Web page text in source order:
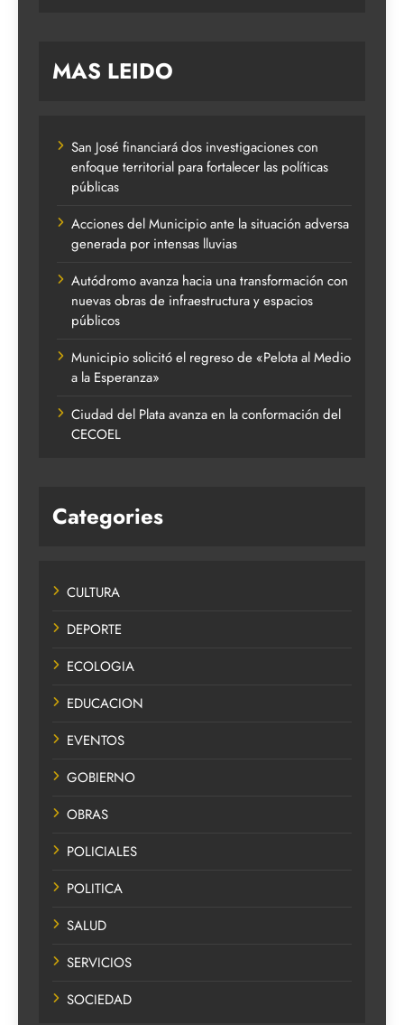
MAS LEIDO
San José financiará dos investigaciones con
enfoque territorial para fortalecer las políticas
públicas
Acciones del Municipio ante la situación adversa
generada por intensas lluvias
Autódromo avanza hacia una transformación con
nuevas obras de infraestructura y espacios
públicos
Municipio solicitó el regreso de «Pelota al Medio
a la Esperanza»
Ciudad del Plata avanza en la conformación del
CECOEL
Categories
CULTURA
DEPORTE
ECOLOGIA
EDUCACION
EVENTOS
GOBIERNO
OBRAS
POLICIALES
POLITICA
SALUD
SERVICIOS
SOCIEDAD